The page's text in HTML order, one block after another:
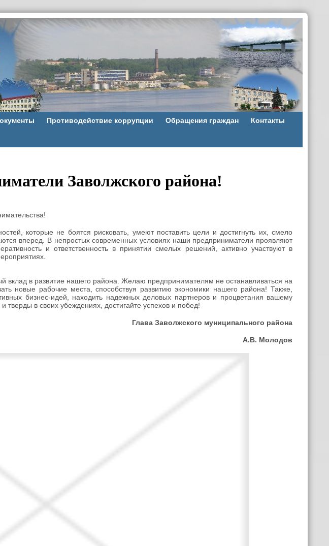
Противодействие коррупции Обращения граждан Контакты
Заволжского района!
которые не боятся рисковать, умеют поставить цели и достигнуть их, смело
вперед. В непростых современных условиях наши предприниматели проявляют
и ответственность в принятии смелых решений, активно участвуют в
вклад в развитие нашего района. Желаю предпринимателям не останавливаться на
новые рабочие места, способствуя развитию экономики нашего района! Также,
бизнес-идей, находить надежных деловых партнеров и процветания вашему
тверды в своих убеждениях, достигайте успехов и побед!
Глава Заволжского муниципального района
А.В. Молодов